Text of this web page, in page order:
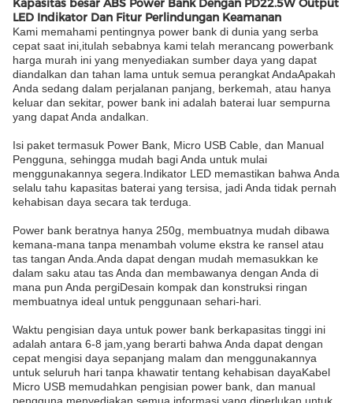
Kapasitas besar ABS Power Bank Dengan PD22.5W Output
LED Indikator Dan Fitur Perlindungan Keamanan
Kami memahami pentingnya power bank di dunia yang serba
cepat saat ini,itulah sebabnya kami telah merancang powerbank
harga murah ini yang menyediakan sumber daya yang dapat
diandalkan dan tahan lama untuk semua perangkat AndaApakah
Anda sedang dalam perjalanan panjang, berkemah, atau hanya
keluar dan sekitar, power bank ini adalah baterai luar sempurna
yang dapat Anda andalkan.
Isi paket termasuk Power Bank, Micro USB Cable, dan Manual
Pengguna, sehingga mudah bagi Anda untuk mulai
menggunakannya segera.Indikator LED memastikan bahwa Anda
selalu tahu kapasitas baterai yang tersisa, jadi Anda tidak pernah
kehabisan daya secara tak terduga.
Power bank beratnya hanya 250g, membuatnya mudah dibawa
kemana-mana tanpa menambah volume ekstra ke ransel atau
tas tangan Anda.Anda dapat dengan mudah memasukkan ke
dalam saku atau tas Anda dan membawanya dengan Anda di
mana pun Anda pergiDesain kompak dan konstruksi ringan
membuatnya ideal untuk penggunaan sehari-hari.
Waktu pengisian daya untuk power bank berkapasitas tinggi ini
adalah antara 6-8 jam,yang berarti bahwa Anda dapat dengan
cepat mengisi daya sepanjang malam dan menggunakannya
untuk seluruh hari tanpa khawatir tentang kehabisan dayaKabel
Micro USB memudahkan pengisian power bank, dan manual